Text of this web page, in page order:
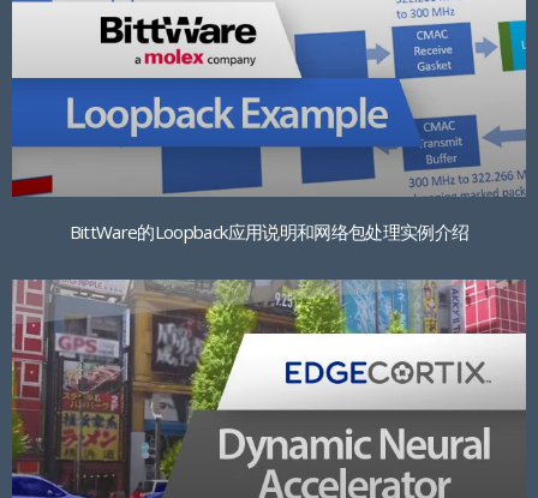
BittWare的Loopback应用说明和网络包处理实例介绍